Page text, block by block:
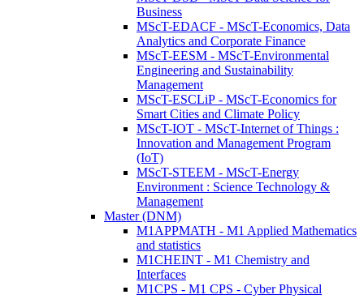
Business
MScT-EDACF - MScT-Economics, Data
Analytics and Corporate Finance
MScT-EESM - MScT-Environmental
Engineering and Sustainability
Management
MScT-ESCLiP - MScT-Economics for
Smart Cities and Climate Policy
MScT-IOT - MScT-Internet of Things :
Innovation and Management Program
(IoT)
MScT-STEEM - MScT-Energy
Environment : Science Technology &
Management
Master (DNM)
M1APPMATH - M1 Applied Mathematics
and statistics
M1CHEINT - M1 Chemistry and
Interfaces
M1CPS - M1 CPS - Cyber Physical